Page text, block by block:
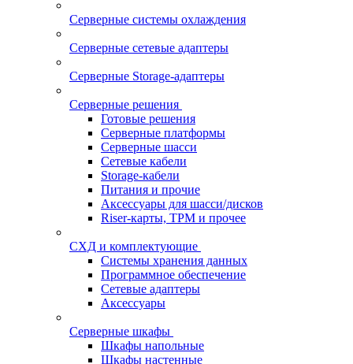
Серверные системы охлаждения
Серверные сетевые адаптеры
Серверные Storage-адаптеры
Серверные решения
Готовые решения
Серверные платформы
Серверные шасси
Сетевые кабели
Storage-кабели
Питания и прочие
Аксессуары для шасси/дисков
Riser-карты, TPM и прочее
СХД и комплектующие
Системы хранения данных
Программное обеспечение
Сетевые адаптеры
Аксессуары
Серверные шкафы
Шкафы напольные
Шкафы настенные